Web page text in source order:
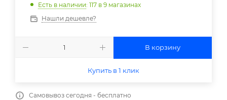
Есть в наличии: 117 в 9 магазинах
Нашли дешевле?
В корзину
Купить в 1 клик
Самовывоз сегодня - бесплатно